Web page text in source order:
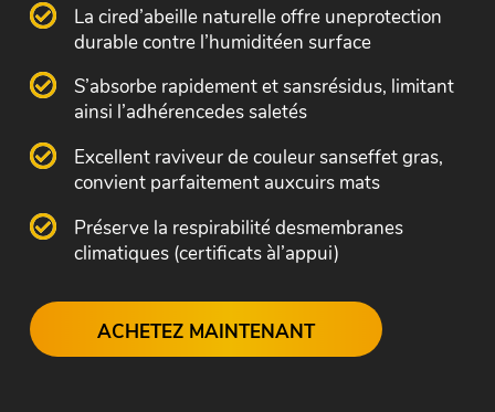
La cired’abeille naturelle offre uneprotection
durable contre l’humiditéen surface
S’absorbe rapidement et sansrésidus, limitant
ainsi l’adhérencedes saletés
Excellent raviveur de couleur sanseffet gras,
convient parfaitement auxcuirs mats
Préserve la respirabilité desmembranes
climatiques (certificats àl’appui)
ACHETEZ MAINTENANT